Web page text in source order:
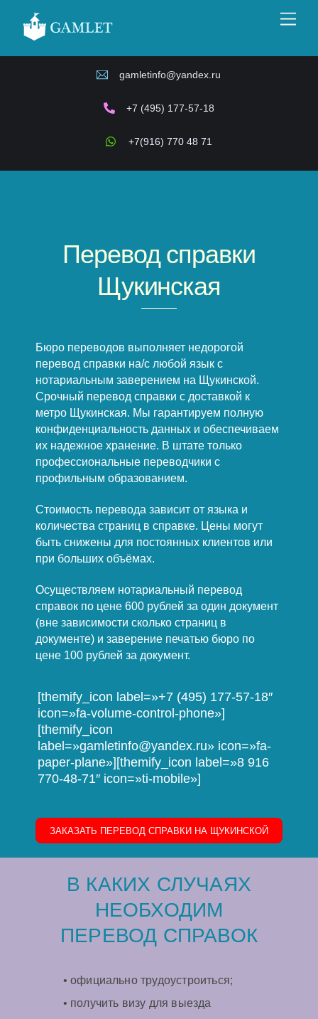
content
gamletinfo@yandex.ru
+7 (495) 177-57-18
+7(916) 770 48 71
Перевод справки
Щукинская
Бюро переводов выполняет недорогой
перевод справки на/с любой язык с
нотариальным заверением на Щукинской.
Срочный перевод справки с доставкой к
метро Щукинская. Мы гарантируем полную
конфиденциальность данных и обеспечиваем
их надежное хранение. В штате только
профессиональные переводчики с
профильным образованием.
Стоимость перевода зависит от языка и
количества страниц в справке. Цены могут
быть снижены для постоянных клиентов или
при больших объёмах.
Осуществляем нотариальный перевод
справок по цене 600 рублей за один документ
(вне зависимости сколько страниц в
документе) и заверение печатью бюро по
цене 100 рублей за документ.
[themify_icon label=»+7 (495) 177-57-18″
icon=»fa-volume-control-phone»]
[themify_icon
label=»gamletinfo@yandex.ru» icon=»fa-
paper-plane»][themify_icon label=»8 916
770-48-71″ icon=»ti-mobile»]
ЗАКАЗАТЬ ПЕРЕВОД СПРАВКИ НА ЩУКИНСКОЙ
В КАКИХ СЛУЧАЯХ
НЕОБХОДИМ
ПЕРЕВОД СПРАВОК
• официально трудоустроиться;
• получить визу для выезда